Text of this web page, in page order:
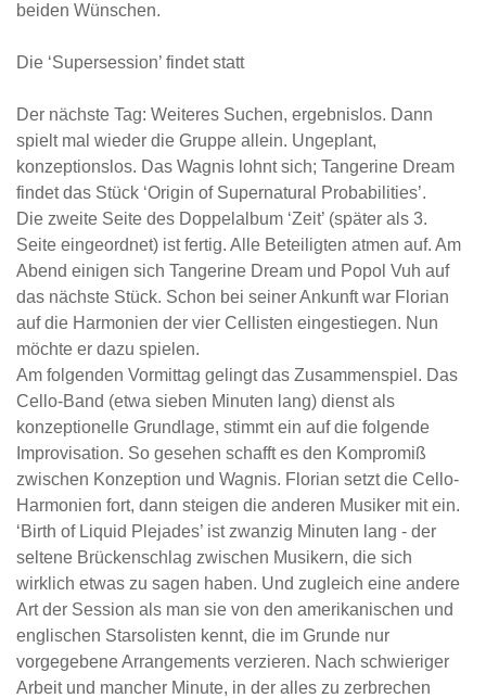
beiden Wünschen.
Die ‘Supersession’ findet statt
Der nächste Tag: Weiteres Suchen, ergebnislos. Dann
spielt mal wieder die Gruppe allein. Ungeplant,
konzeptionslos. Das Wagnis lohnt sich; Tangerine Dream
findet das Stück ‘Origin of Supernatural Probabilities’.
Die zweite Seite des Doppelalbum ‘Zeit’ (später als 3.
Seite eingeordnet) ist fertig. Alle Beteiligten atmen auf. Am
Abend einigen sich Tangerine Dream und Popol Vuh auf
das nächste Stück. Schon bei seiner Ankunft war Florian
auf die Harmonien der vier Cellisten eingestiegen. Nun
möchte er dazu spielen.
Am folgenden Vormittag gelingt das Zusammenspiel. Das
Cello-Band (etwa sieben Minuten lang) dienst als
konzeptionelle Grundlage, stimmt ein auf die folgende
Improvisation. So gesehen schafft es den Kompromiß
zwischen Konzeption und Wagnis. Florian setzt die Cello-
Harmonien fort, dann steigen die anderen Musiker mit ein.
‘Birth of Liquid Plejades’ ist zwanzig Minuten lang - der
seltene Brückenschlag zwischen Musikern, die sich
wirklich etwas zu sagen haben. Und zugleich eine andere
Art der Session als man sie von den amerikanischen und
englischen Starsolisten kennt, die im Grunde nur
vorgegebene Arrangements verzieren. Nach schwieriger
Arbeit und mancher Minute, in der alles zu zerbrechen